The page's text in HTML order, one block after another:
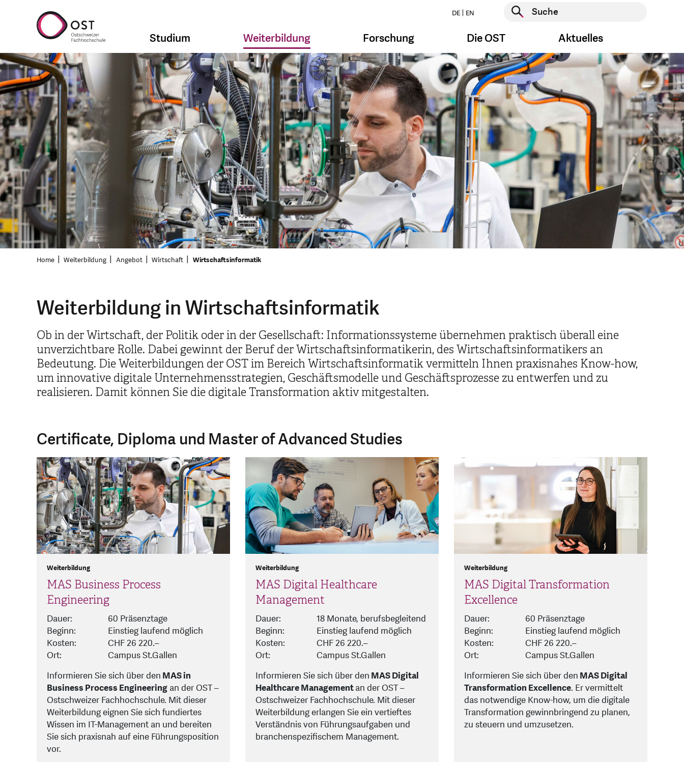
DE EN
Suche starten
Studium Weiterbildung Forschung Die OST Aktuelles
Home Weiterbildung Angebot Wirtschaft Wirtschaftsinformatik
Weiterbildung in Wirtschaftsinformatik
Ob in der Wirtschaft, der Politik oder in der Gesellschaft: Informationssysteme übernehmen praktisch überall eine
unverzichtbare Rolle. Dabei gewinnt der Beruf der Wirtschaftsinformatikerin, des Wirtschaftsinformatikers an
Bedeutung. Die Weiterbildungen der OST im Bereich Wirtschaftsinformatik vermitteln Ihnen praxisnahes Know-how,
um innovative digitale Unternehmensstrategien, Geschäftsmodelle und Geschäftsprozesse zu entwerfen und zu
realisieren. Damit können Sie die digitale Transformation aktiv mitgestalten.
Certificate, Diploma und Master of Advanced Studies
Weiterbildung
MAS Business Process
Engineering
Dauer:
60 Präsenztage
Beginn:
Einstieg laufend möglich
Kosten:
CHF 26 220.–
Ort:
Campus St.Gallen
Informieren Sie sich über den MAS in
Business Process Engineering an der OST –
Ostschweizer Fachhochschule. Mit dieser
Weiterbildung eignen Sie sich fundiertes
Wissen im IT-Management an und bereiten
Sie sich praxisnah auf eine Führungsposition
vor.
Weiterbildung
MAS Digital Healthcare
Management
Dauer:
18 Monate, berufsbegleitend
Beginn:
Einstieg laufend möglich
Kosten:
CHF 26 220.–
Ort:
Campus St.Gallen
Informieren Sie sich über den MAS Digital
Healthcare Managementan der OST –
Ostschweizer Fachhochschule. Mit dieser
Weiterbildung erlangen Sie ein vertieftes
Verständnis von Führungsaufgaben und
branchenspezifischem Management.
Weiterbildung
MAS Digital Transformation
Excellence
Dauer:
60 Präsenztage
Beginn:
Einstieg laufend möglich
Kosten:
CHF 26 220.–
Ort:
Campus St.Gallen
Informieren Sie sich über den MAS Digital
Transformation Excellence. Er vermittelt
das notwendige Know-how, um die digitale
Transformation gewinnbringend zu planen,
zu steuern und umzusetzen.